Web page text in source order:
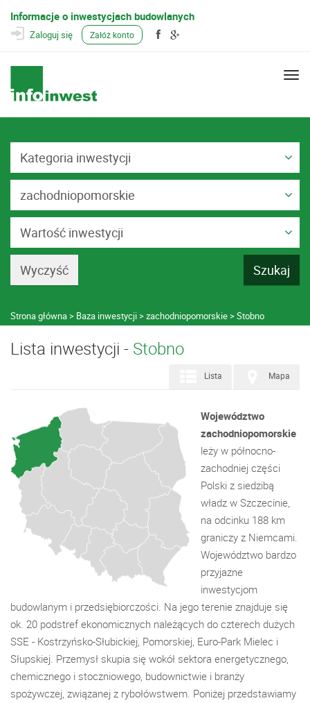
Informacje o inwestycjach budowlanych
Zaloguj się Załóż konto
Kategoria inwestycji
zachodniopomorskie
Wartość inwestycji
Strona główna Baza inwestycji zachodniopomorskie Stobno
Lista inwestycji - Stobno
Mapa
Lista
Województwo
zachodniopomorskie
leży w północno-
zachodniej części
Polski z siedzibą
władz w Szczecinie,
na odcinku 188 km
graniczy z Niemcami.
Województwo bardzo
przyjazne
inwestycjom
budowlanym i przedsiębiorczości. Na jego terenie znajduje się
ok. 20 podstref ekonomicznych należących do czterech dużych
SSE - Kostrzyńsko-Słubickiej, Pomorskiej, Euro-Park Mielec i
Słupskiej. Przemysł skupia się wokół sektora energetycznego,
chemicznego i stoczniowego, budownictwie i branży
spożywczej, związanej z rybołówstwem. Poniżej przedstawiamy